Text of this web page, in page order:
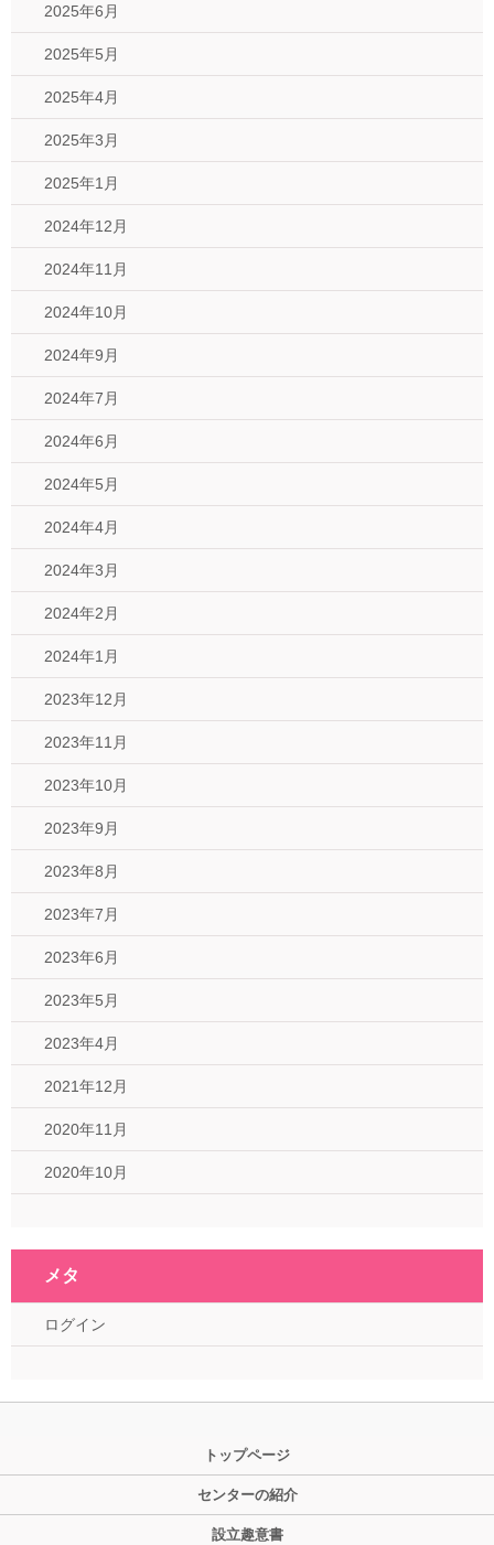
2025年6月
2025年5月
2025年4月
2025年3月
2025年1月
2024年12月
2024年11月
2024年10月
2024年9月
2024年7月
2024年6月
2024年5月
2024年4月
2024年3月
2024年2月
2024年1月
2023年12月
2023年11月
2023年10月
2023年9月
2023年8月
2023年7月
2023年6月
2023年5月
2023年4月
2021年12月
2020年11月
2020年10月
メタ
ログイン
トップページ
センターの紹介
設立趣意書